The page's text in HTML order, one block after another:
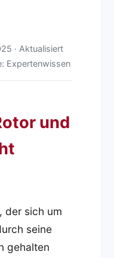
·Aktualisiert
Expertenwissen
und
der sich um
seine
gehalten